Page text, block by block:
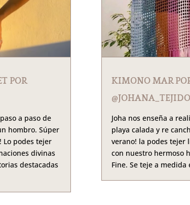
POR
a paso de
hombro. Súper
Lo podes tejer
divinas
destacadas
KIMONO MAR
Joha nos enseña a
playa calada y re
verano! la podes tejer
con nuestro hermoso
Fine. Se teje a medida